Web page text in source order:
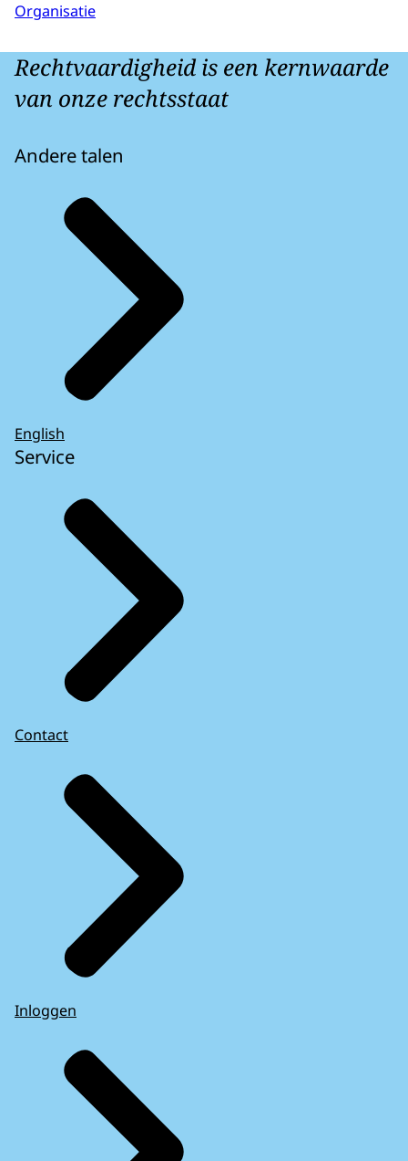
Organisatie
Rechtvaardigheid is een kernwaarde
van onze rechtsstaat
Andere talen
English
Service
Contact
Inloggen